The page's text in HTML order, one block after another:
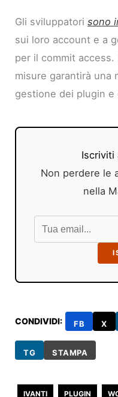
Gli sviluppatorisono
sui loro account e a
per il commit access.
misure garantirà una
gestione dei plugin e
Iscriviti
Non perdere le
nella
CONDIVIDI: FB X
TG STAMPA
IVANTI PLUGIN